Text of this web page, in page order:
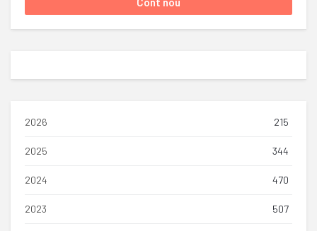
2026 215
2025 344
2024 470
2023 507